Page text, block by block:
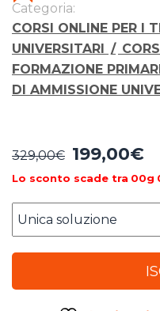
Categoria:
CORSI ONLINE PER I
UNIVERSITARI
/
FORMAZIONE
DI AMMISSIONE
329,00€ Il
prezzo
era:
329,00€.
199,00€Il
è:
Lo sconto scade tra 00g